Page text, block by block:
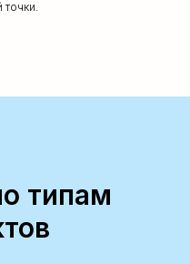
точки.
типам